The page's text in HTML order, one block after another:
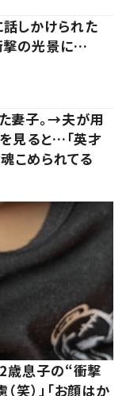
しかけられた
撃の光景に…
妻子。→夫が用
見ると…「英才
こめられてる
歳息子の“衝撃
）」「お顔はか